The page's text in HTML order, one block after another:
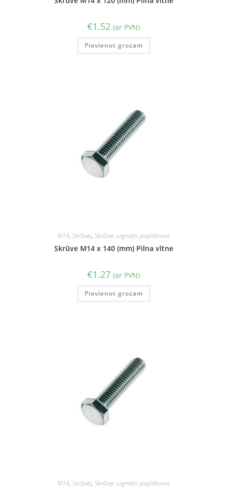
€1.52 (ar PVN)
Pievienot grozam
M14, Skrūves, Skrūves uzgriežņi paplāksnes
Skrūve M14 x 140 (mm) Pilna vītne
€1.27 (ar PVN)
Pievienot grozam
M14, Skrūves, Skrūves uzgriežņi paplāksnes